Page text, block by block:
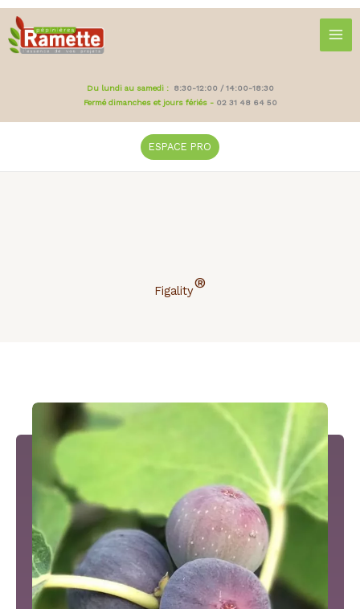
Aller
au
Du lundi au samedi :
8:30-12:00 / 14:00-18:30
Fermé dimanches et jours fériés - 02 31 48 64 50
ESPACE PRO
Figality®